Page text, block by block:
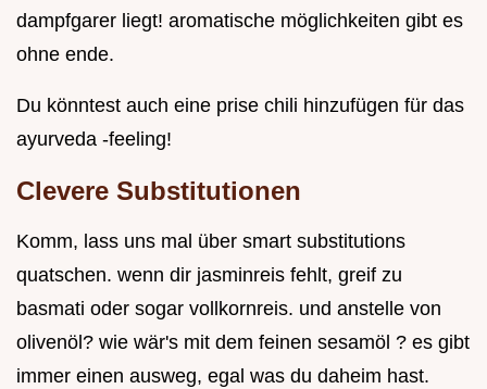
dampfgarer liegt! aromatische möglichkeiten gibt es
ohne ende.
Du könntest auch eine prise chili hinzufügen für das
ayurveda -feeling!
Clevere Substitutionen
Komm, lass uns mal über smart substitutions
quatschen. wenn dir jasminreis fehlt, greif zu
basmati oder sogar vollkornreis. und anstelle von
olivenöl? wie wär's mit dem feinen sesamöl ? es gibt
immer einen ausweg, egal was du daheim hast.